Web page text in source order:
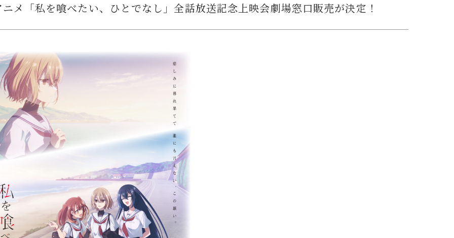
メ「私を喰べたい、ひとでなし」全話放送記念上映会劇場窓口販売が決定！